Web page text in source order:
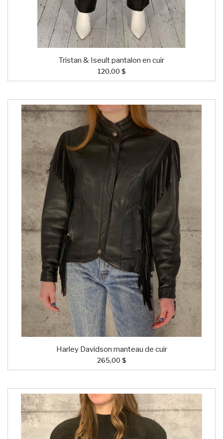
Tristan & Iseult pantalon en cuir
120,00 $
Harley Davidson manteau de cuir
265,00 $